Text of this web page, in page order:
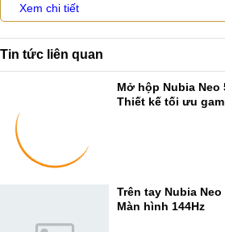
Xem chi tiết
Tin tức liên quan
Mở hộp Nubia Neo
Thiết kế tối ưu
Trên tay Nubia
Màn hình 144Hz